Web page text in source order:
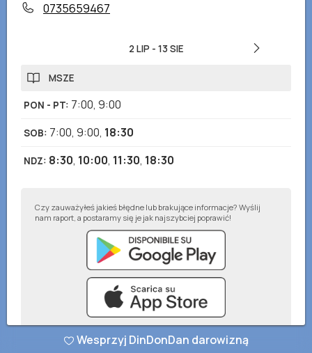
0735659467
2 LIP - 13 SIE
MSZE
PON - PT: 7:00, 9:00
SOB: 7:00, 9:00, 18:30
NDZ: 8:30, 10:00, 11:30, 18:30
Czy zauważyłeś jakieś błędne lub brakujące informacje? Wyślij
nam raport, a postaramy się je jak najszybciej poprawić!
Wesprzyj DinDonDan darowizną